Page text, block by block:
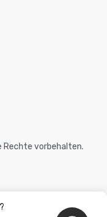
vorbehalten.